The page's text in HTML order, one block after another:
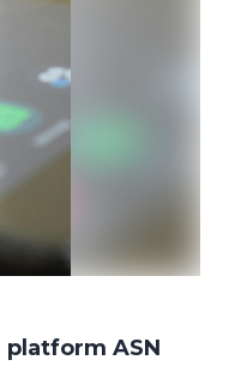
platform ASN